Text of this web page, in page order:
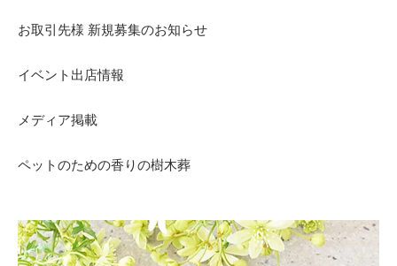
お取引先様 新規募集のお知らせ
イベント出店情報
メディア掲載
ペットのための香りの樹木葬